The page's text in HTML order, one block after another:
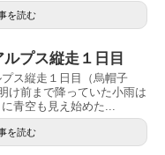
を読む
プス縦走１日目
ス縦走１日目（烏帽子
前まで降っていた小雨は
青空も見え始めた...
を読む